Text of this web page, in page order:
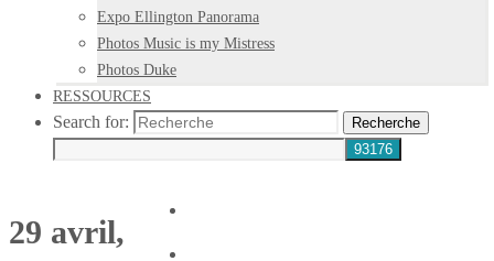
Expo Ellington Panorama
Photos Music is my Mistress
Photos Duke
RESSOURCES
Search for: Recherche
29 avril,